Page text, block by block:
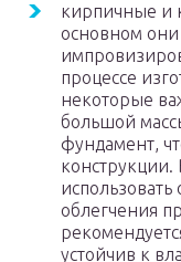
кирпичные и
основном они
процессе
некоторые
большой
фундамент,
облегчения
устойчив к